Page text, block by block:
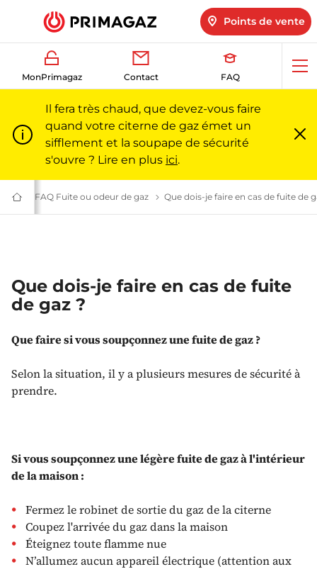
Points de vente
MonPrimagaz Contact FAQ
Il fera très chaud, que devez-vous faire
quand votre citerne de gaz émet un
sifflement et la soupape de sécurité
s'ouvre ? Lire en plus ici.
Du
gaz
Primagaz
à toutes vos questions sur le gaz l Primagaz
Gaz propane et sécurité : questions fréquentes | Primagaz
FAQ Fuite ou odeur de gaz Vous pensez avoir un problème de
Que dois-je faire en cas de fuite de
Que dois-je faire en cas de fuite
de gaz ?
Que faire si vous soupçonnez une fuite de gaz ?
Selon la situation, il y a plusieurs mesures de sécurité à
prendre.
Si vous soupçonnez une légère fuite de gaz à l'intérieur
de la maison :
Fermez le robinet de sortie du gaz de la citerne
Coupez l'arrivée du gaz dans la maison
Éteignez toute flamme nue
N’allumez aucun appareil électrique (attention aux